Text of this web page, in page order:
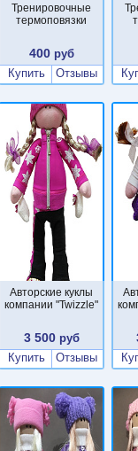
Тренировочные
термоповязки
400руб
Купить
Отзывы
Авторские куклы
компании "Twizzle"
3 500руб
Купить
Отзывы